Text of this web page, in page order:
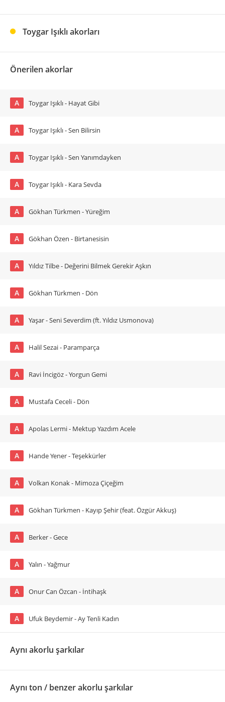
Toygar Işıklı akorları
Önerilen akorlar
A Toygar Işıklı - Hayat Gibi
A Toygar Işıklı - Sen Bilirsin
A Toygar Işıklı - Sen Yanımdayken
A Toygar Işıklı - Kara Sevda
A Gökhan Türkmen - Yüreğim
A Gökhan Özen - Birtanesisin
A Yıldız Tilbe - Değerini Bilmek Gerekir Aşkın
A Gökhan Türkmen - Dön
A Yaşar - Seni Severdim (ft. Yıldız Usmonova)
A Halil Sezai - Paramparça
A Ravi İncigöz - Yorgun Gemi
A Mustafa Ceceli - Dön
A Apolas Lermi - Mektup Yazdım Acele
A Hande Yener - Teşekkürler
A Volkan Konak - Mimoza Çiçeğim
A Gökhan Türkmen - Kayıp Şehir (feat. Özgür Akkuş)
A Berker - Gece
A Yalın - Yağmur
A Onur Can Özcan - İntihaşk
A Ufuk Beydemir - Ay Tenli Kadın
Aynı akorlu şarkılar
Aynı ton / benzer akorlu şarkılar